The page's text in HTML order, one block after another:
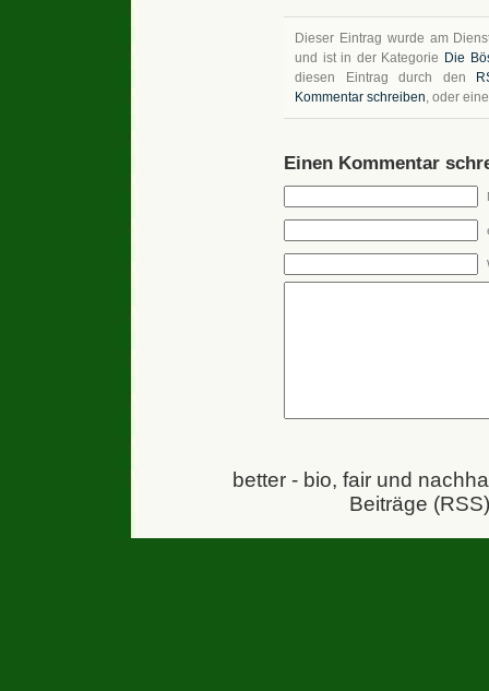
Dieser Eintrag wurde am
und ist in der Kategorie Die
diesen Eintrag durch den
Kommentar schreiben, oder
Einen Kommentar
better - bio, fair und
Beiträge (RSS)